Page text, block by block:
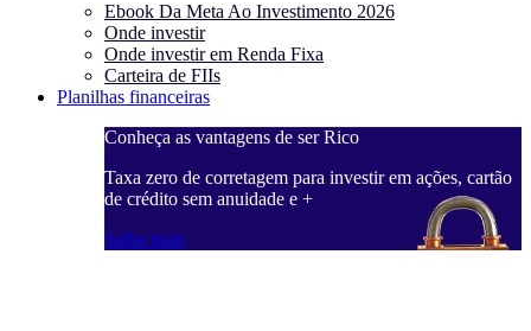
Ebook Da Meta Ao Investimento 2026
Onde investir
Onde investir em Renda Fixa
Carteira de FIIs
Planilhas financeiras
Conheça as vantagens de ser Rico
Taxa zero de corretagem para investir em ações, cartão
de crédito sem anuidade e +
Saiba mais